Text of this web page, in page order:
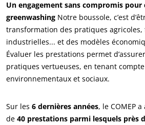
Un engagement sans compromis
greenwashing Notre boussole, c’est
transformation des pratiques agricoles,
industrielles... et des modèles
Évaluer les prestations permet
pratiques vertueuses, en tenant
environnementaux et sociaux.
Sur les 6 dernières années, le COMEP
de 40 prestations parmi lesquels près